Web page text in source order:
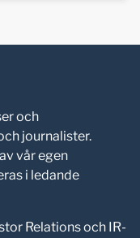
och
journalister.
vår egen
i ledande
Relations och IR-